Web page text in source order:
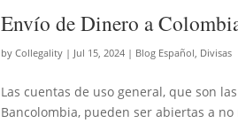
Envío de Dinero a
byCollegality | Jul 15, 2024 | Blog Español, Divisas
Las cuentas de uso general, que son
Bancolombia, pueden ser abiertas a